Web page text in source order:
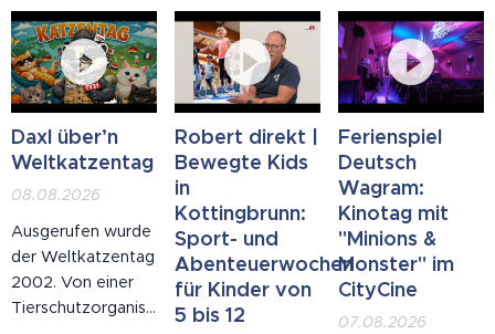
Daxl über’n
Weltkatzentag
08.08.2026
Ausgerufen wurde
der Weltkatzentag
2002. Von einer
Tierschutzorganisation.
Robert direkt |
Bewegte Kids
in
Kottingbrunn:
Sport- und
Abenteuerwochen
für Kinder von
5 bis 12
Ferienspiel
Deutsch
Wagram:
Kinotag mit
"Minions &
Monster" im
CityCine
07.08.2026